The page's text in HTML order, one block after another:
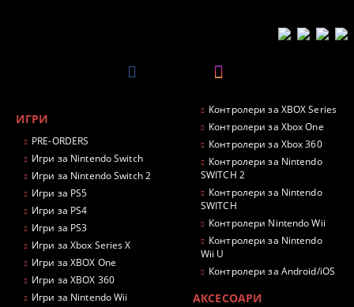
ИГРИ
PRE-ORDERS
Игри за Nintendo Switch
Игри за Nintendo Switch 2
Игри за PS5
Игри за PS4
Игри за PS3
Игри за Xbox Series X
Игри за XBOX One
Игри за XBOX 360
Игри за Nintendo Wii
Контролери за XBOX Series
Контролери за Xbox One
Контролери за Xbox 360
Контролери за Nintendo
SWITCH 2
Контролери за Nintendo
SWITCH
Контролери Nintendo Wii
Контролери за Nintendo
Wii U
Контролери за Android/iOS
АКСЕСОАРИ